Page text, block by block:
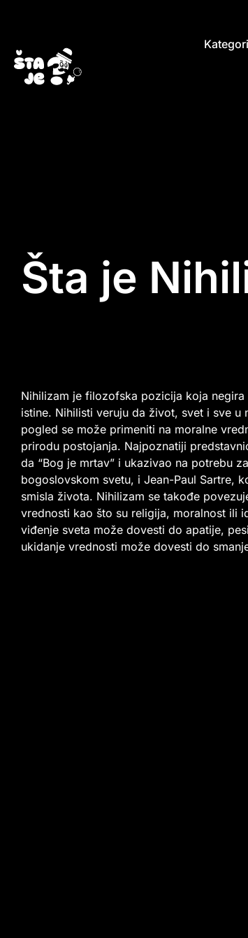
Šta je
Nihilizam je filozofska pozicija koja
istine. Nihilisti veruju da život, svet i sve u
pogled se može primeniti na moralne
prirodu postojanja. Najpoznatiji
da “Bog je mrtav” i ukazivao na potrebu
bogoslovskom svetu, i Jean-Paul Sartre,
smisla života. Nihilizam se takođe
vrednosti kao što su religija, moralnost ili
viđenje sveta može dovesti do apatije,
ukidanje vrednosti može dovesti do